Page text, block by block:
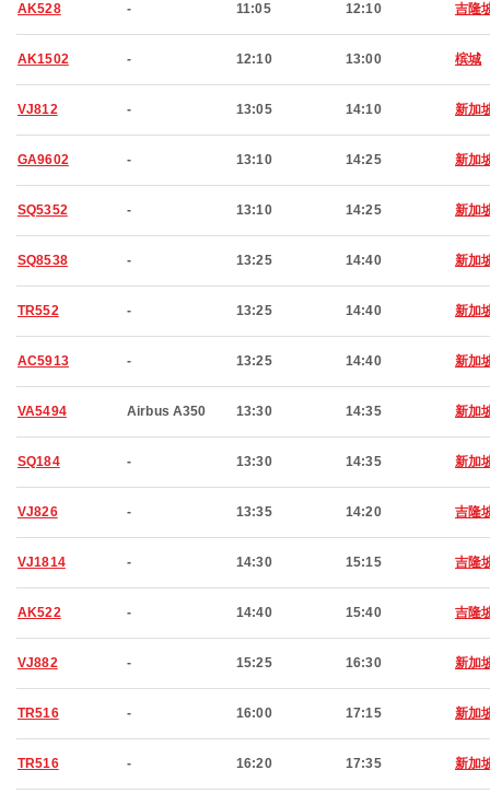
AK528 - 11:05 12:10 吉隆
AK1502 - 12:10 13:00 槟城
VJ812 - 13:05 14:10 新加
GA9602 - 13:10 14:25 新加
SQ5352 - 13:10 14:25 新加
SQ8538 - 13:25 14:40 新加
TR552 - 13:25 14:40 新加
AC5913 - 13:25 14:40 新加
VA5494 Airbus A350 13:30 14:35 新加
SQ184 - 13:30 14:35 新加
VJ826 - 13:35 14:20 吉隆
VJ1814 - 14:30 15:15 吉隆
AK522 - 14:40 15:40 吉隆
VJ882 - 15:25 16:30 新加
TR516 - 16:00 17:15 新加
TR516 - 16:20 17:35 新加